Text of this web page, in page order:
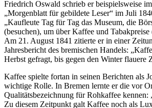
Friedrich Oswald schrieb er beispielsweise im
„Morgenblatt für gebildete Leser“ im Juli
„Kaufleute Tag für Tag das Museum, die
(besuchen), um über Kaffee und
Am 21. August 1841 zitierte er in einer
Jahresbericht des bremischen Handels:
Herbst gefragt, bis gegen den Winter flauere
Kaffee spielte fortan in seinen Berichten als
wichtige Rolle. In Bremen lernte er die vor
Qualitätsbezeichnung für Rohkaffee kennen:
Zu diesem Zeitpunkt galt Kaffee noch als